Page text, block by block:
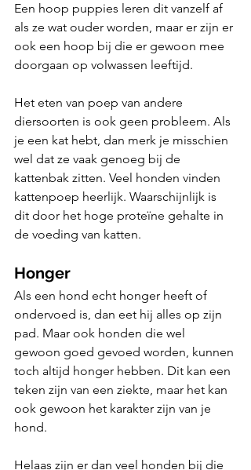
Een hoop puppies leren dit vanzelf af
als ze wat ouder worden, maar er zijn er
ook een hoop bij die er gewoon mee
doorgaan op volwassen leeftijd.
Het eten van poep van andere
diersoorten is ook geen probleem. Als
je een kat hebt, dan merk je misschien
wel dat ze vaak genoeg bij de
kattenbak zitten. Veel honden vinden
kattenpoep heerlijk. Waarschijnlijk is
dit door het hoge proteïne gehalte in
de voeding van katten.
Honger
Als een hond echt honger heeft of
ondervoed is, dan eet hij alles op zijn
pad. Maar ook honden die wel
gewoon goed gevoed worden, kunnen
toch altijd honger hebben. Dit kan een
teken zijn van een ziekte, maar het kan
ook gewoon het karakter zijn van je
hond.
Helaas zijn er dan veel honden bij die